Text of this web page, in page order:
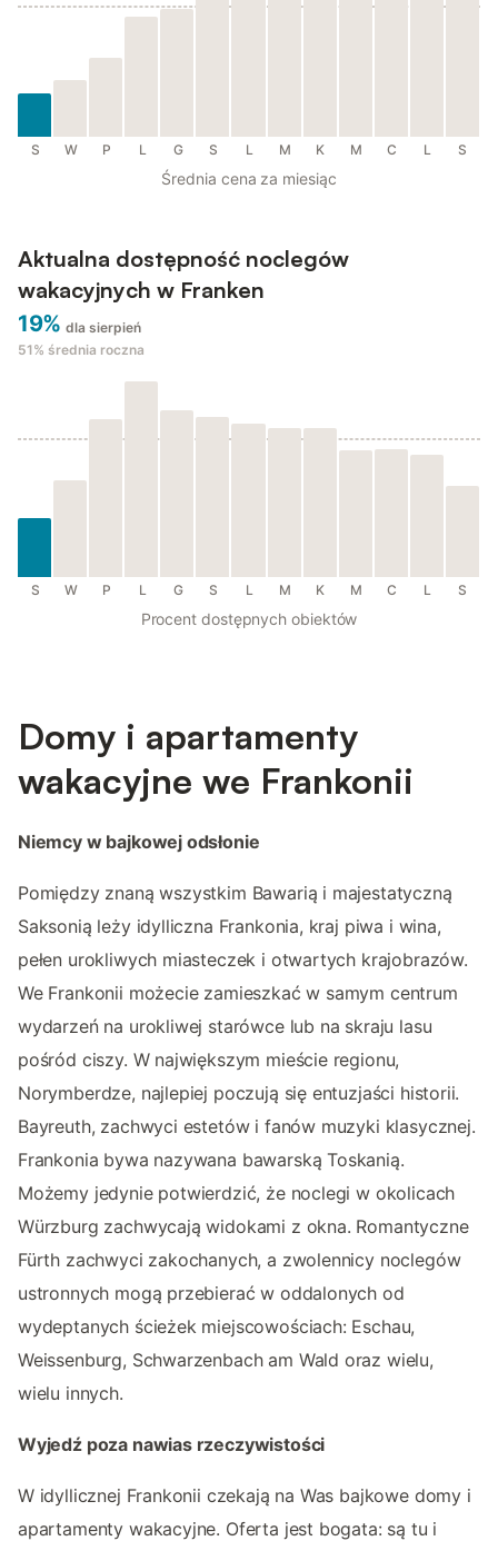
S W P L G S L M K M C L S
Średnia cena za miesiąc
Aktualna dostępność noclegów
wakacyjnych w Franken
19% dla sierpień
51% średnia roczna
S W P L G S L M K M C L S
Procent dostępnych obiektów
Domy i apartamenty
wakacyjne we Frankonii
Niemcy w bajkowej odsłonie
Pomiędzy znaną wszystkim Bawarią i majestatyczną
Saksonią leży idylliczna Frankonia, kraj piwa i wina,
pełen urokliwych miasteczek i otwartych krajobrazów.
We Frankonii możecie zamieszkać w samym centrum
wydarzeń na urokliwej starówce lub na skraju lasu
pośród ciszy. W największym mieście regionu,
Norymberdze, najlepiej poczują się entuzjaści historii.
Bayreuth, zachwyci estetów i fanów muzyki klasycznej.
Frankonia bywa nazywana bawarską Toskanią.
Możemy jedynie potwierdzić, że noclegi w okolicach
Würzburg zachwycają widokami z okna. Romantyczne
Fürth zachwyci zakochanych, a zwolennicy noclegów
ustronnych mogą przebierać w oddalonych od
wydeptanych ścieżek miejscowościach: Eschau,
Weissenburg, Schwarzenbach am Wald oraz wielu,
wielu innych.
Wyjedź poza nawias rzeczywistości
W idyllicznej Frankonii czekają na Was bajkowe domy i
apartamenty wakacyjne. Oferta jest bogata: są tu i